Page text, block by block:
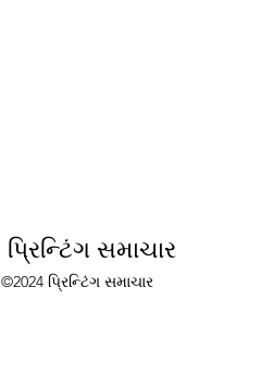
પ્રિન્ટિંગ સમાચાર
©2024 પ્રિન્ટિંગ સમાચાર